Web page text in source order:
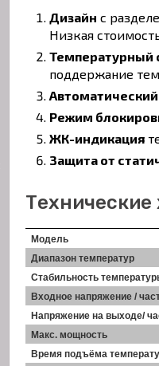
Дизайн с
Низкая
Температурный
поддержание
Режим
ЖК-индикация
Защита от
Технические
Модель
Диапазон температур
Стабильность
Входное напряжение /
Напряжение на выходе/
Maкс. мощность
Время подъёма